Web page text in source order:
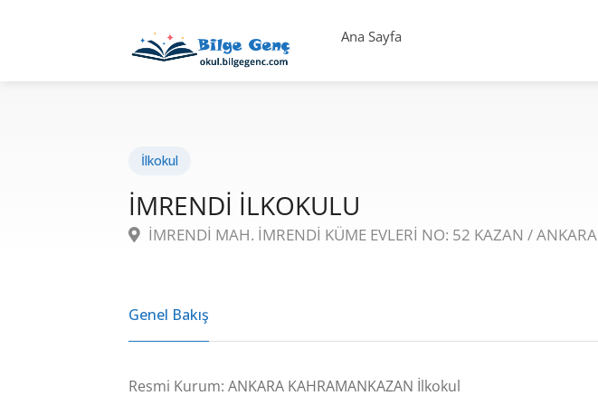
Ana Sayfa
İlkokul
İMRENDİ İLKOKULU
İMRENDİ MAH. İMRENDİ KÜME EVLERİ NO: 52 KAZAN / ANKARA
Genel Bakış
Resmi Kurum: ANKARA KAHRAMANKAZAN İlkokul